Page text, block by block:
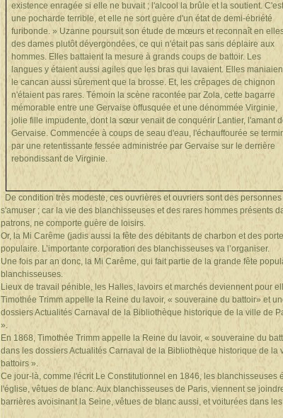
existence enragée si elle ne buvait ; l'alcool la brûle et la soutient.
une pocharde terrible, et elle ne sort guère d'un état de demi-ébriété
furibonde. » Uzanne poursuit son étude de mœurs et reconnaît en
des dames plutôt dévergondées, ce qui n'était pas sans déplaire aux
hommes. Elles battaient la mesure à grands coups de battoir. Les
langues y étaient aussi agiles que les bras qui lavaient. Elles
le cancan aussi sûrement que la brosse. Et, les crêpages de chignon
n'étaient pas rares. Témoin la scène racontée par Zola, cette bagarre
mémorable entre une Gervaise offusquée et une dénommée Virginie,
jolie fille impudente, dont la sœur venait de conquérir Lantier, l'amant
Gervaise. Commencée à coups de seau d'eau, l'échauffourée se
par une retentissante fessée administrée par Gervaise sur le derrière
rebondissant de Virginie.
De condition très modeste, ces ouvrières et ouvriers sont des
s'amuser ; car la vie des blanchisseuses et des rares hommes présents
patrons, ne comporte guère de loisirs.
Or, la Mi Carême (jadis aussi la fête des débitants de charbon et des
populaire. L’importante corporation des blanchisseuses va l’organiser.
Une fois par an donc, la Mi Carême, qui fait partie de la grande fête
blanchisseuses.
Lieux de travail pénible, les Halles, lavoirs et marchés deviennent pour
Timothée Trimm appelle la Reine du lavoir, « souveraine du battoir» et
dossiers Actualités Carnaval de la Bibliothèque historique de la ville de
».
En 1868, Timothée Trimm appelle la Reine du lavoir, « souveraine du
dans les dossiers Actualités Carnaval de la Bibliothèque historique de
battoirs ».
Ce jour-là, comme l'écrit Le Constitutionnel en 1846, les
l'église, vêtues de blanc. Aux blanchisseuses de Paris, viennent se
barrières avoisinant la Seine, vêtues de blanc aussi, et voiturées dans